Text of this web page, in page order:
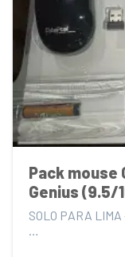
Pack mouse
Genius (9.5/
SOLO PARA